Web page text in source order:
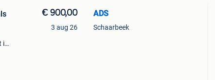
in
€ 900,00
3 aug 26
ADS
Schaarbeek